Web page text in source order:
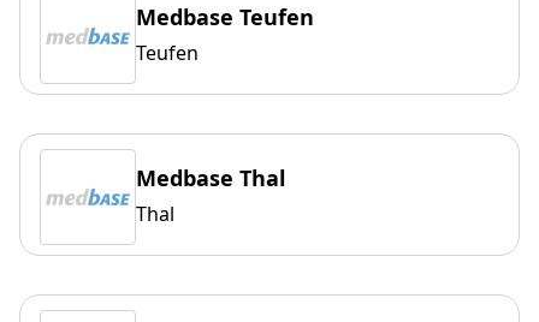
Medbase Teufen
Teufen
Medbase Thal
Thal